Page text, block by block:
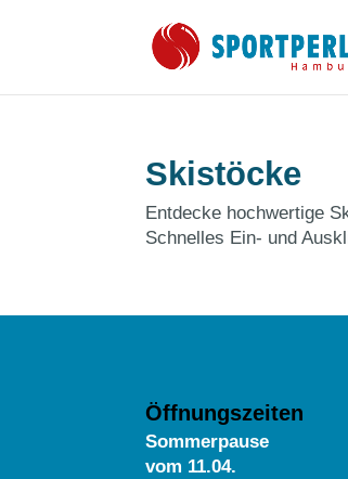
Skistöcke
Entdecke hochwertige
Schnelles Ein- und
Öffnungszeiten
Sommerpause
vom 11.04.